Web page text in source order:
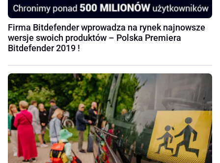
Firma Bitdefender wprowadza na rynek najnowsze
wersje swoich produktów – Polska Premiera
Bitdefender 2019 !